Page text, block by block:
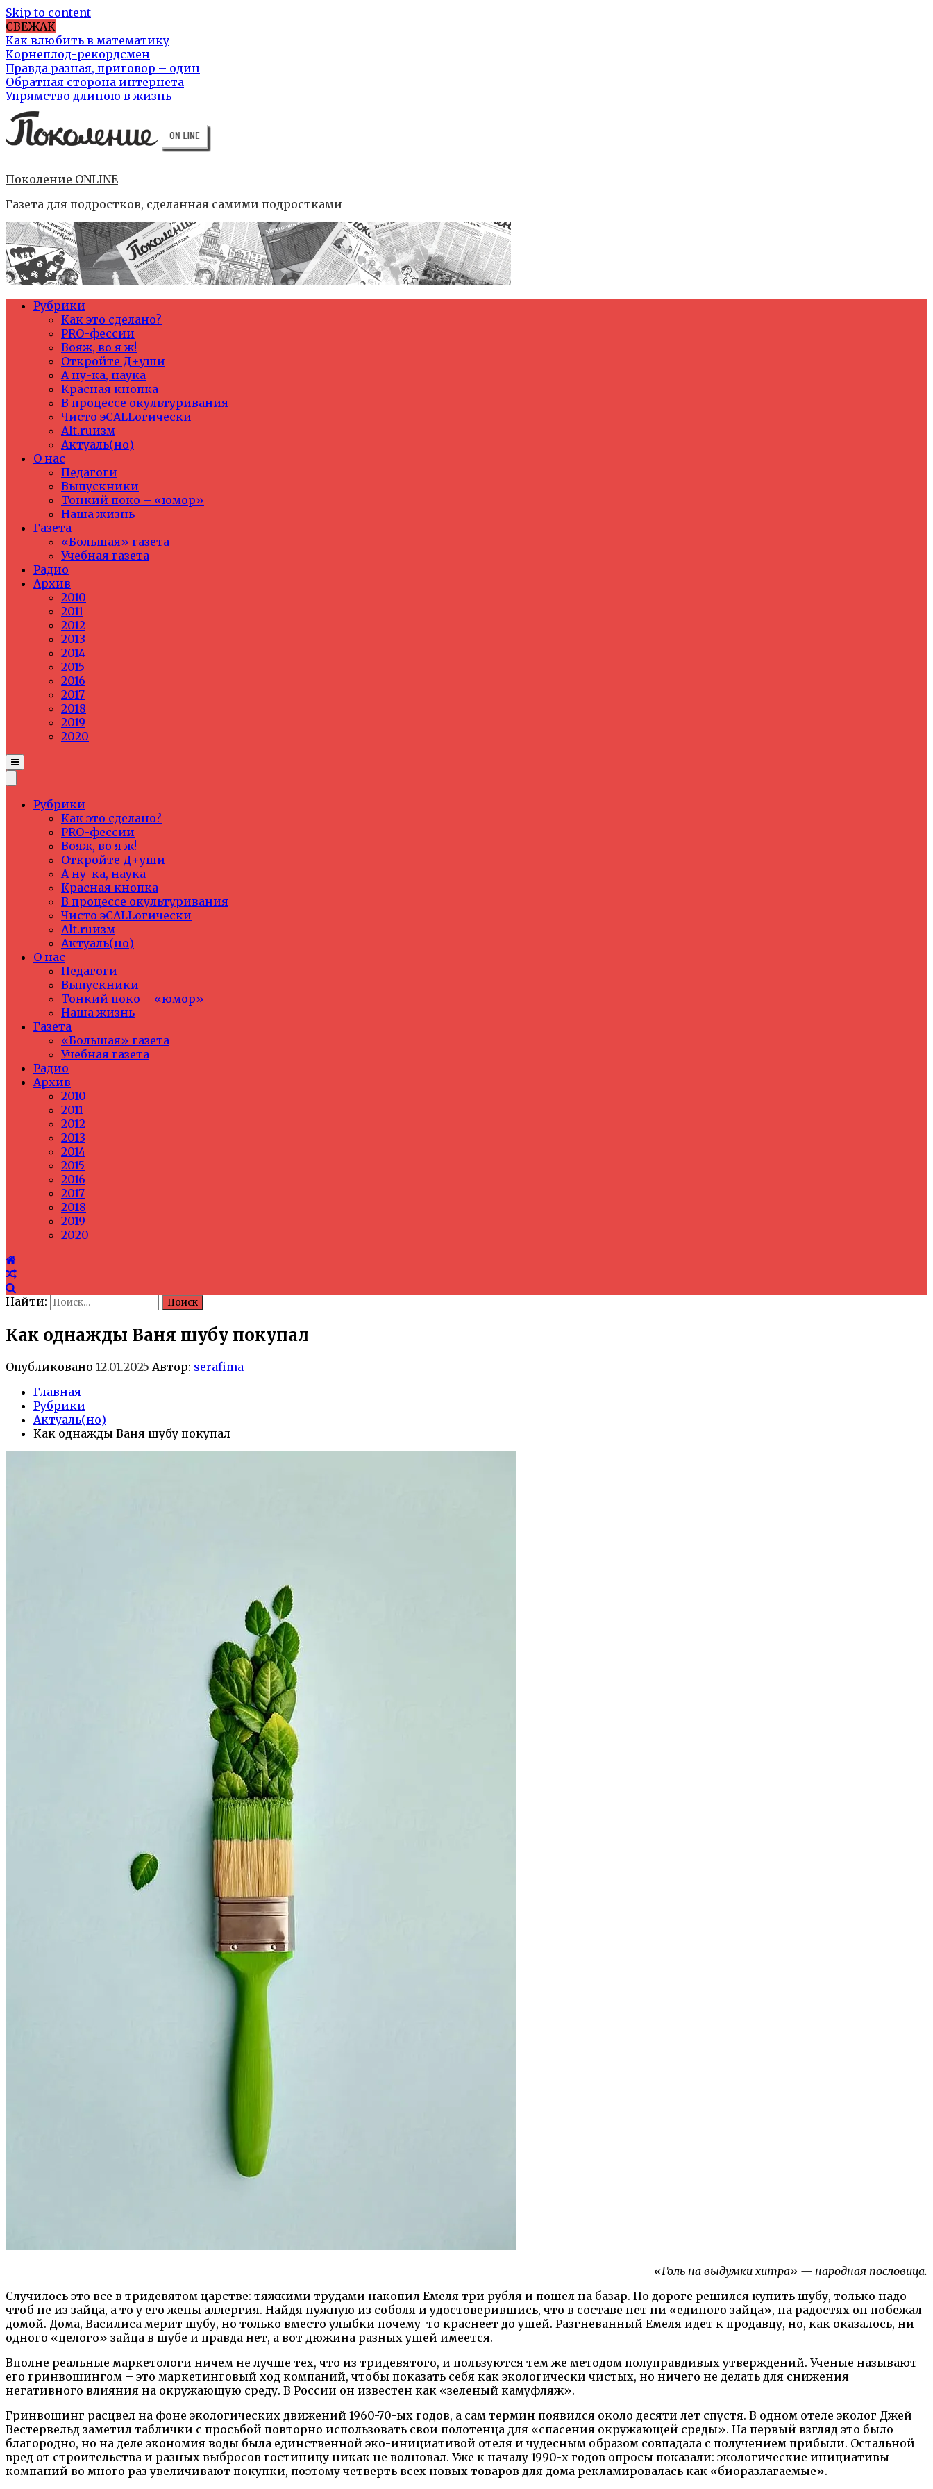
Skip to content
СВЕЖАК
Как влюбить в математику
Корнеплод-рекордсмен
Правда разная, приговор – один
Обратная сторона интернета
Упрямство длиною в жизнь
Поколение ONLINE
Газета для подростков, сделанная самими подростками
Рубрики
Как это сделано?
PRO-фессии
Вояж, во я ж!
Откройте Д+уши
А ну-ка, наука
Красная кнопка
В процессе окультуривания
Чисто эCALLогически
Alt.ruизм
Актуаль(но)
О нас
Педагоги
Выпускники
Тонкий поко – «юмор»
Наша жизнь
Газета
«Большая» газета
Учебная газета
Радио
Архив
2010
2011
2012
2013
2014
2015
2016
2017
2018
2019
2020
Рубрики
Как это сделано?
PRO-фессии
Вояж, во я ж!
Откройте Д+уши
А ну-ка, наука
Красная кнопка
В процессе окультуривания
Чисто эCALLогически
Alt.ruизм
Актуаль(но)
О нас
Педагоги
Выпускники
Тонкий поко – «юмор»
Наша жизнь
Газета
«Большая» газета
Учебная газета
Радио
Архив
2010
2011
2012
2013
2014
2015
2016
2017
2018
2019
2020
Найти:
Как однажды Ваня шубу покупал
Опубликовано 12.01.2025 Автор: serafima
Главная
Рубрики
Актуаль(но)
Как однажды Ваня шубу покупал
«Голь на выдумки хитра» — народная пословица.
Случилось это все в тридевятом царстве: тяжкими трудами накопил Емеля три рубля и пошел на базар. По дороге решился купить шубу, только надо
чтоб не из зайца, а то у его жены аллергия. Найдя нужную из соболя и удостоверившись, что в составе нет ни «единого зайца», на радостях он побежал
домой. Дома, Василиса мерит шубу, но только вместо улыбки почему-то краснеет до ушей. Разгневанный Емеля идет к продавцу, но, как оказалось, ни
одного «целого» зайца в шубе и правда нет, а вот дюжина разных ушей имеется.
Вполне реальные маркетологи ничем не лучше тех, что из тридевятого, и пользуются тем же методом полуправдивых утверждений. Ученые называют
его гринвошингом – это маркетинговый ход компаний, чтобы показать себя как экологически чистых, но ничего не делать для снижения
негативного влияния на окружающую среду. В России он известен как «зеленый камуфляж».
Гринвошинг расцвел на фоне экологических движений 1960-70-ых годов, а сам термин появился около десяти лет спустя. В одном отеле эколог Джей
Вестервельд заметил таблички с просьбой повторно использовать свои полотенца для «спасения окружающей среды». На первый взгляд это было
благородно, но на деле экономия воды была единственной эко-инициативой отеля и чудесным образом совпадала с получением прибыли. Остальной
вред от строительства и разных выбросов гостиницу никак не волновал. Уже к началу 1990-х годов опросы показали: экологические инициативы
компаний во много раз увеличивают покупки, поэтому четверть всех новых товаров для дома рекламировалась как «биоразлагаемые».